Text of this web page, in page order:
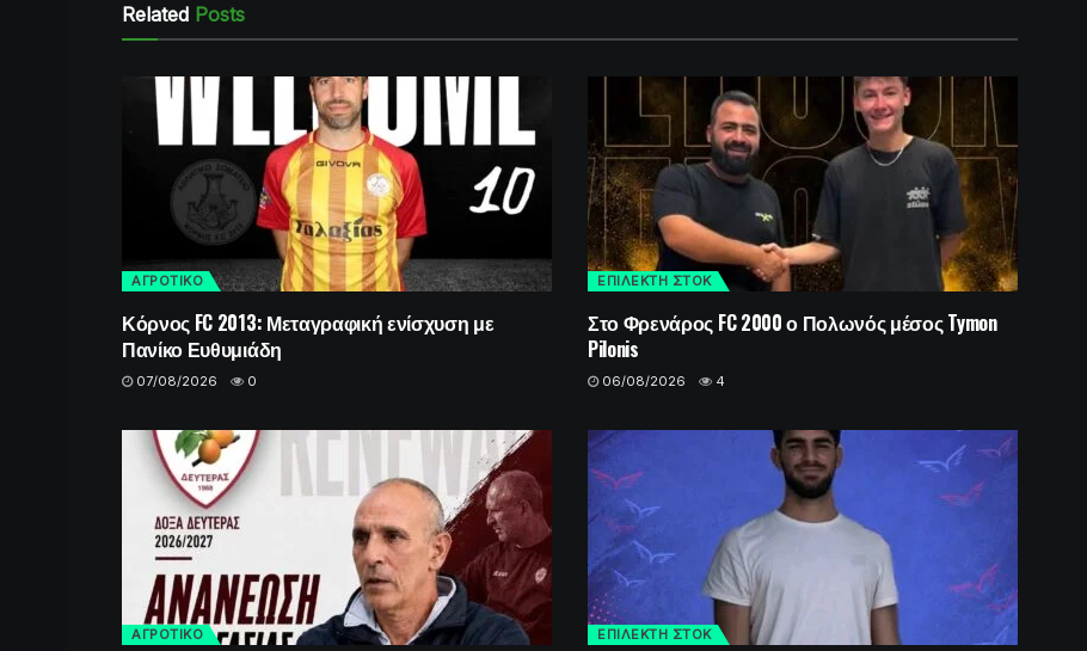
Related Posts
ΑΓΡΟΤΙΚΟ
Κόρνος FC 2013: Μεταγραφική ενίσχυση με
Πανίκο Ευθυμιάδη
07/08/2026 0
ΕΠΙΛΕΚΤΗ ΣΤΟΚ
Στο Φρενάρος FC 2000 ο Πολωνός μέσος Tymon
Pilonis
06/08/2026 4
ΑΓΡΟΤΙΚΟ ΕΠΙΛΕΚΤΗ ΣΤΟΚ